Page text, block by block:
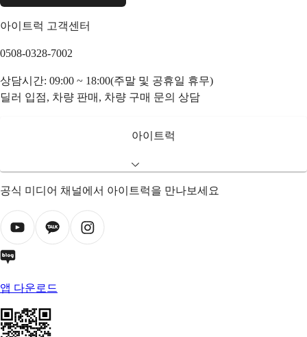
아이트럭 고객센터
0508-0328-7002
상담시간: 09:00 ~ 18:00(주말 및 공휴일 휴무)
딜러 입점, 차량 판매, 차량 구매 문의 상담
아이트럭
공식 미디어 채널에서 아이트럭을 만나보세요
앱 다운로드